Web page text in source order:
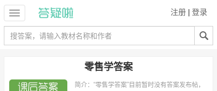
注册 登录
零售学答案
简介： “零售学答案”目前暂时没有答案发布帖，